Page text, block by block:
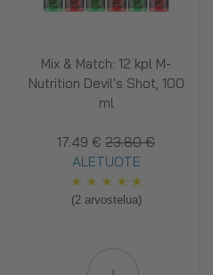
Mix & Match: 12 kpl M-
Nutrition Devil's Shot, 100
ml
17.49 € 23.80 €
ALETUOTE
★ ★ ★ ★ ★
(2 arvostelua)